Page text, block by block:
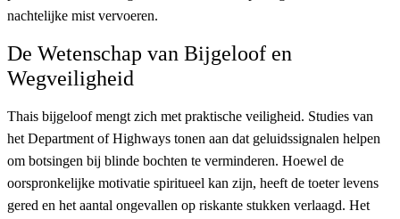
nachtelijke mist vervoeren.
De Wetenschap van Bijgeloof en
Wegveiligheid
Thais bijgeloof mengt zich met praktische veiligheid. Studies van
het Department of Highways tonen aan dat geluidssignalen helpen
om botsingen bij blinde bochten te verminderen. Hoewel de
oorspronkelijke motivatie spiritueel kan zijn, heeft de toeter levens
gered en het aantal ongevallen op riskante stukken verlaagd. Het